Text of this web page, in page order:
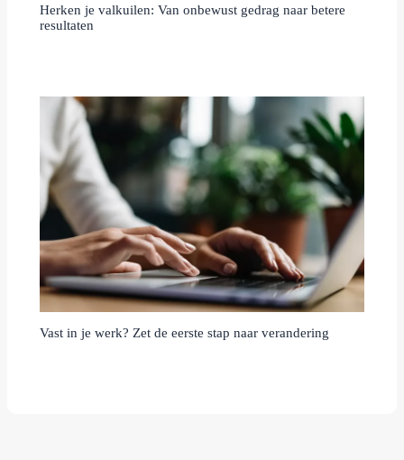
Herken je valkuilen: Van onbewust gedrag naar betere
resultaten
Vast in je werk? Zet de eerste stap naar verandering